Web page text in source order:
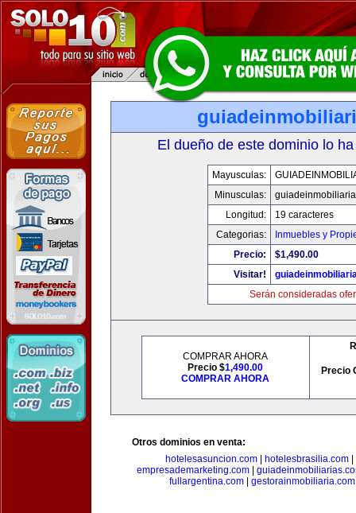
El dueño de este dominio lo
Mayusculas:
Minusculas:
Longitud:
19 caracteres
Categorias:
Inmuebles y
Precio:
$1,490.00
Visitar!
Serán consideradas
COMPRAR AHORA
Precio $1,490.00
COMPRAR AHORA
Precio
Otros dominios en venta:
hotelesasuncion.com| hotelesbrasilia.com|
empresademarketing.com|
fullargentina.com
gestorainmobiliaria.com